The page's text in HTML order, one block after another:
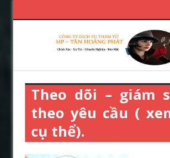
Theo dõi – giám
theo yêu cầu (
cụ thể).